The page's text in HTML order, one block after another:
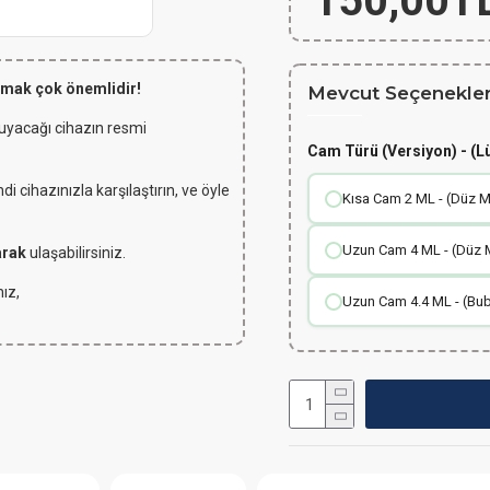
çok önemlidir!
cihazın resmi
karşılaştırın, ve öyle
ulaşabilirsiniz.
Mevcut
Cam Türü (Versiyon) -
Kısa Cam 2 ML - (Düz
Uzun Cam 4 ML - (Düz
Uzun Cam 4.4 ML -